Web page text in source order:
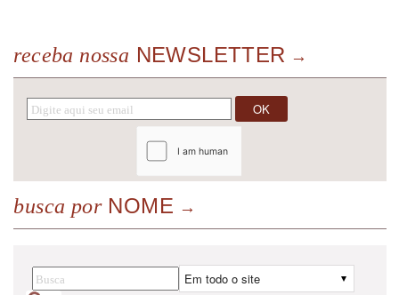
receba nossa NEWSLETTER
busca porNOME